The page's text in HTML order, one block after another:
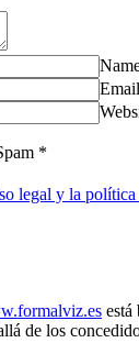
Email
*
legal y la
está
de los